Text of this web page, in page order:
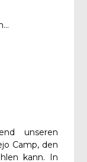
unseren
Camp, den
kann. In